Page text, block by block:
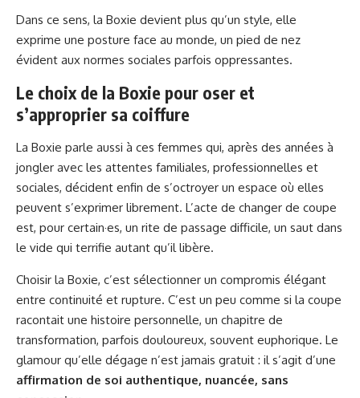
Dans ce sens, la Boxie devient plus qu’un style, elle
exprime une posture face au monde, un pied de nez
évident aux normes sociales parfois oppressantes.
Le choix de la Boxie pour oser et
s’approprier sa coiffure
La Boxie parle aussi à ces femmes qui, après des années à
jongler avec les attentes familiales, professionnelles et
sociales, décident enfin de s’octroyer un espace où elles
peuvent s’exprimer librement. L’acte de changer de coupe
est, pour certain·es, un rite de passage difficile, un saut dans
le vide qui terrifie autant qu’il libère.
Choisir la Boxie, c’est sélectionner un compromis élégant
entre continuité et rupture. C’est un peu comme si la coupe
racontait une histoire personnelle, un chapitre de
transformation, parfois douloureux, souvent euphorique. Le
glamour qu’elle dégage n’est jamais gratuit : il s’agit d’une
affirmation de soi authentique, nuancée, sans